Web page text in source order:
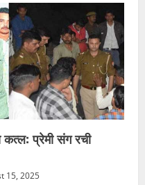
प्रेमी संग रची
15, 2025